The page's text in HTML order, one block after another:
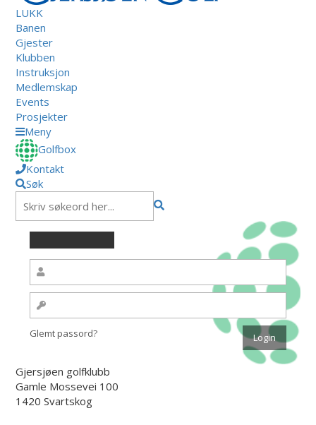
LUKK
Banen
Gjester
Klubben
Instruksjon
Medlemskap
Events
Prosjekter
Meny
Golfbox
Kontakt
Søk
Glemt passord?
Gjersjøen golfklubb
Gamle Mossevei 100
1420 Svartskog